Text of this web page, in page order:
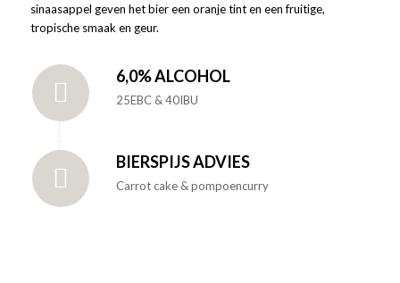
sinaasappel geven het bier een oranje tint en een fruitige,
tropische smaak en geur.
6,0% ALCOHOL
25EBC & 40IBU
BIERSPIJS ADVIES
Carrot cake & pompoencurry